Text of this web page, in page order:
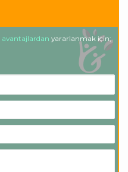
avantajlardan yararlanmak için;